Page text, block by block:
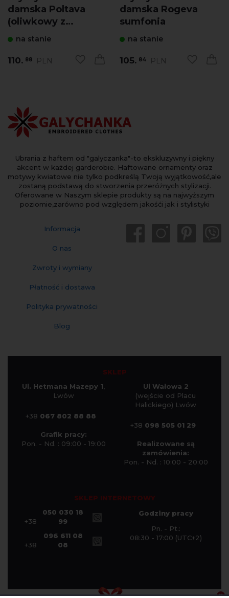
damska Poltava
(oliwkowy z
niebieskim)
na stanie
110. 88 PLN
damska Rogeva
sumfonia
na stanie
105. 84 PLN
Ubrania z haftem od "galyczanka"-to ekskluzywny i piękny
akcent w każdej garderobie. Haftowane ornamenty oraz
motywy kwiatowe nie tylko podkreślą Twoją wyjątkowość,ale
zostaną podstawą do stworzenia przeróżnych stylizacji.
Oferowane w Naszym sklepie produkty są na najwyższym
poziomie,zarówno pod względem jakośći jak i stylistyki
Informacja
O nas
Zwroty i wymiany
Płatność i dostawa
Polityka prywatności
Blog
SKLEP
Ul. Hetmana Mazepy 1,
Lwów
+38 067 802 88 88
Grafik pracy:
Pon. - Nd. : 09:00 - 19:00
Ul Wałowa 2
(wejście od Placu
Halickiego) Lwów
+38 098 505 01 29
Realizowane są
zamówienia:
Pon. - Nd. : 10:00 - 20:00
SKLEP INTERNETOWY
+38
050 030 18
99
+38
096 611 08
08
Godziny pracy
Pn. - Pt.:
08:30 - 17:00 (UTC+2)